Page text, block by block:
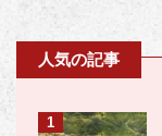
人気の記事
1